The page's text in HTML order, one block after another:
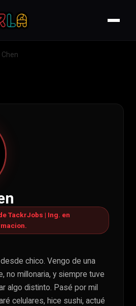
Chen
TackrJobs | Ing. en
chico. Vengo de una
no millonaria, y siempre tuve
algo distinto. Pasé por mil
celulares, hice sushi, actué